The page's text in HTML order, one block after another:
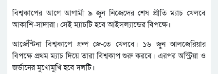
বিশ্বকাপের আগে আগামী ৯ জুন নিজেদের শেষ প্রীতি ম্যাচ খেলবে
আকাশি-সাদারা। সেই ম্যাচটি হবে আইসল্যান্ডের বিপক্ষে।
আর্জেন্টিনা বিশ্বকাপে গ্রুপ জে-তে খেলবে। ১৬ জুন আলজেরিয়ার
বিপক্ষে প্রথম ম্যাচ দিয়ে তারা বিশ্বকাপ শুরু করবে। এরপর অস্ট্রিয়া ও
জর্ডানের মুখোমুখি হবে দলটি।